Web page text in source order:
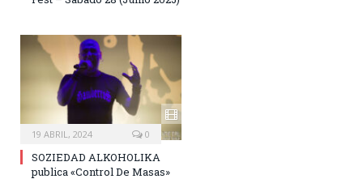
19 ABRIL, 2024 0
SOZIEDAD ALKOHOLIKA
publica «Control De Masas»